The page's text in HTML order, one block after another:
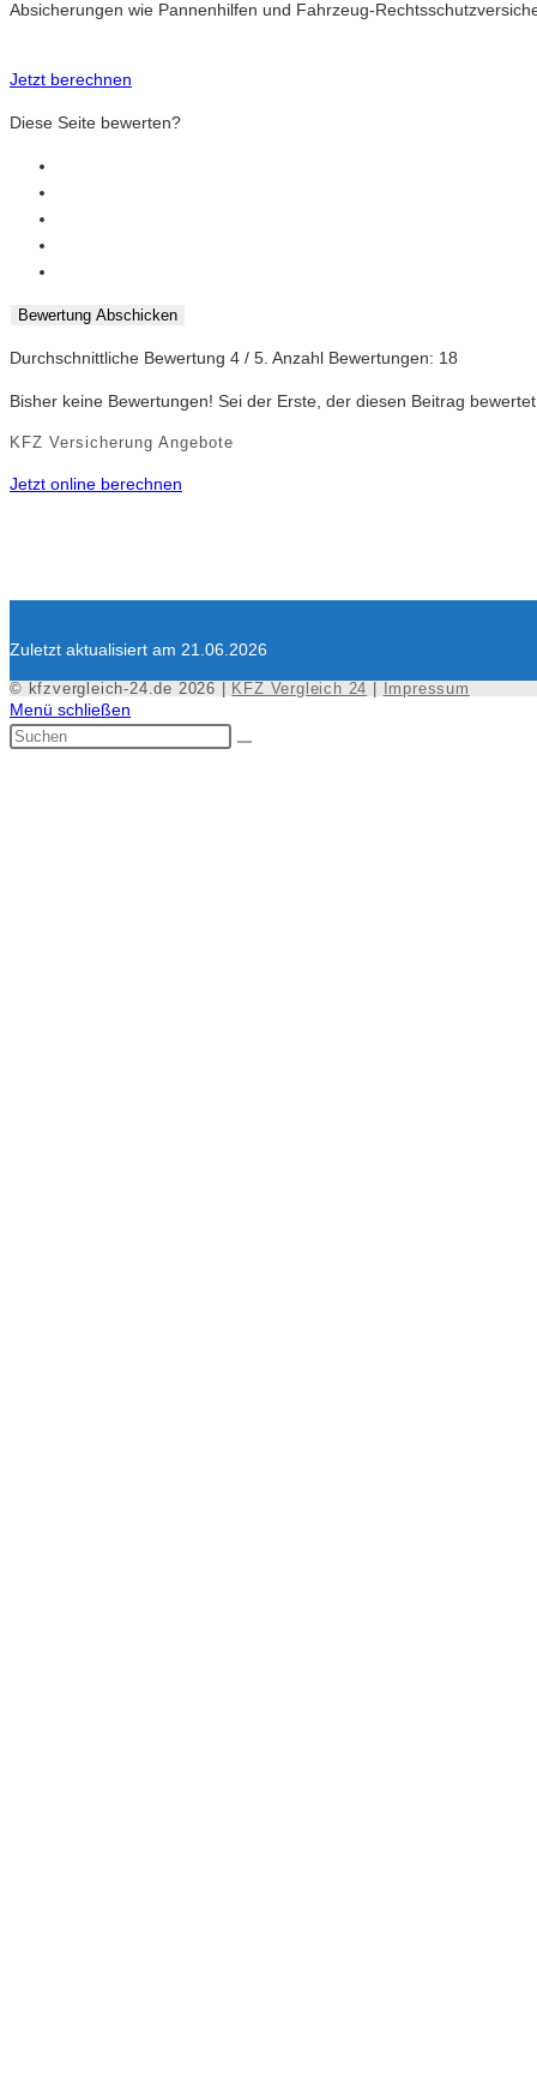
Absicherungen wie Pannenhilfen und Fahrzeug-
Jetzt berechnen
Diese Seite bewerten?
Bewertung Abschicken
Durchschnittliche Bewertung 4 / 5. Anzahl Bewertungen: 18
Bisher keine Bewertungen! Sei der Erste, der diesen Beitrag
KFZ Versicherung Angebote
Jetzt online berechnen
Zuletzt aktualisiert am 21.06.2026
© kfzvergleich-24.de 2026 | KFZ Vergleich 24 Impressum
Menü schließen